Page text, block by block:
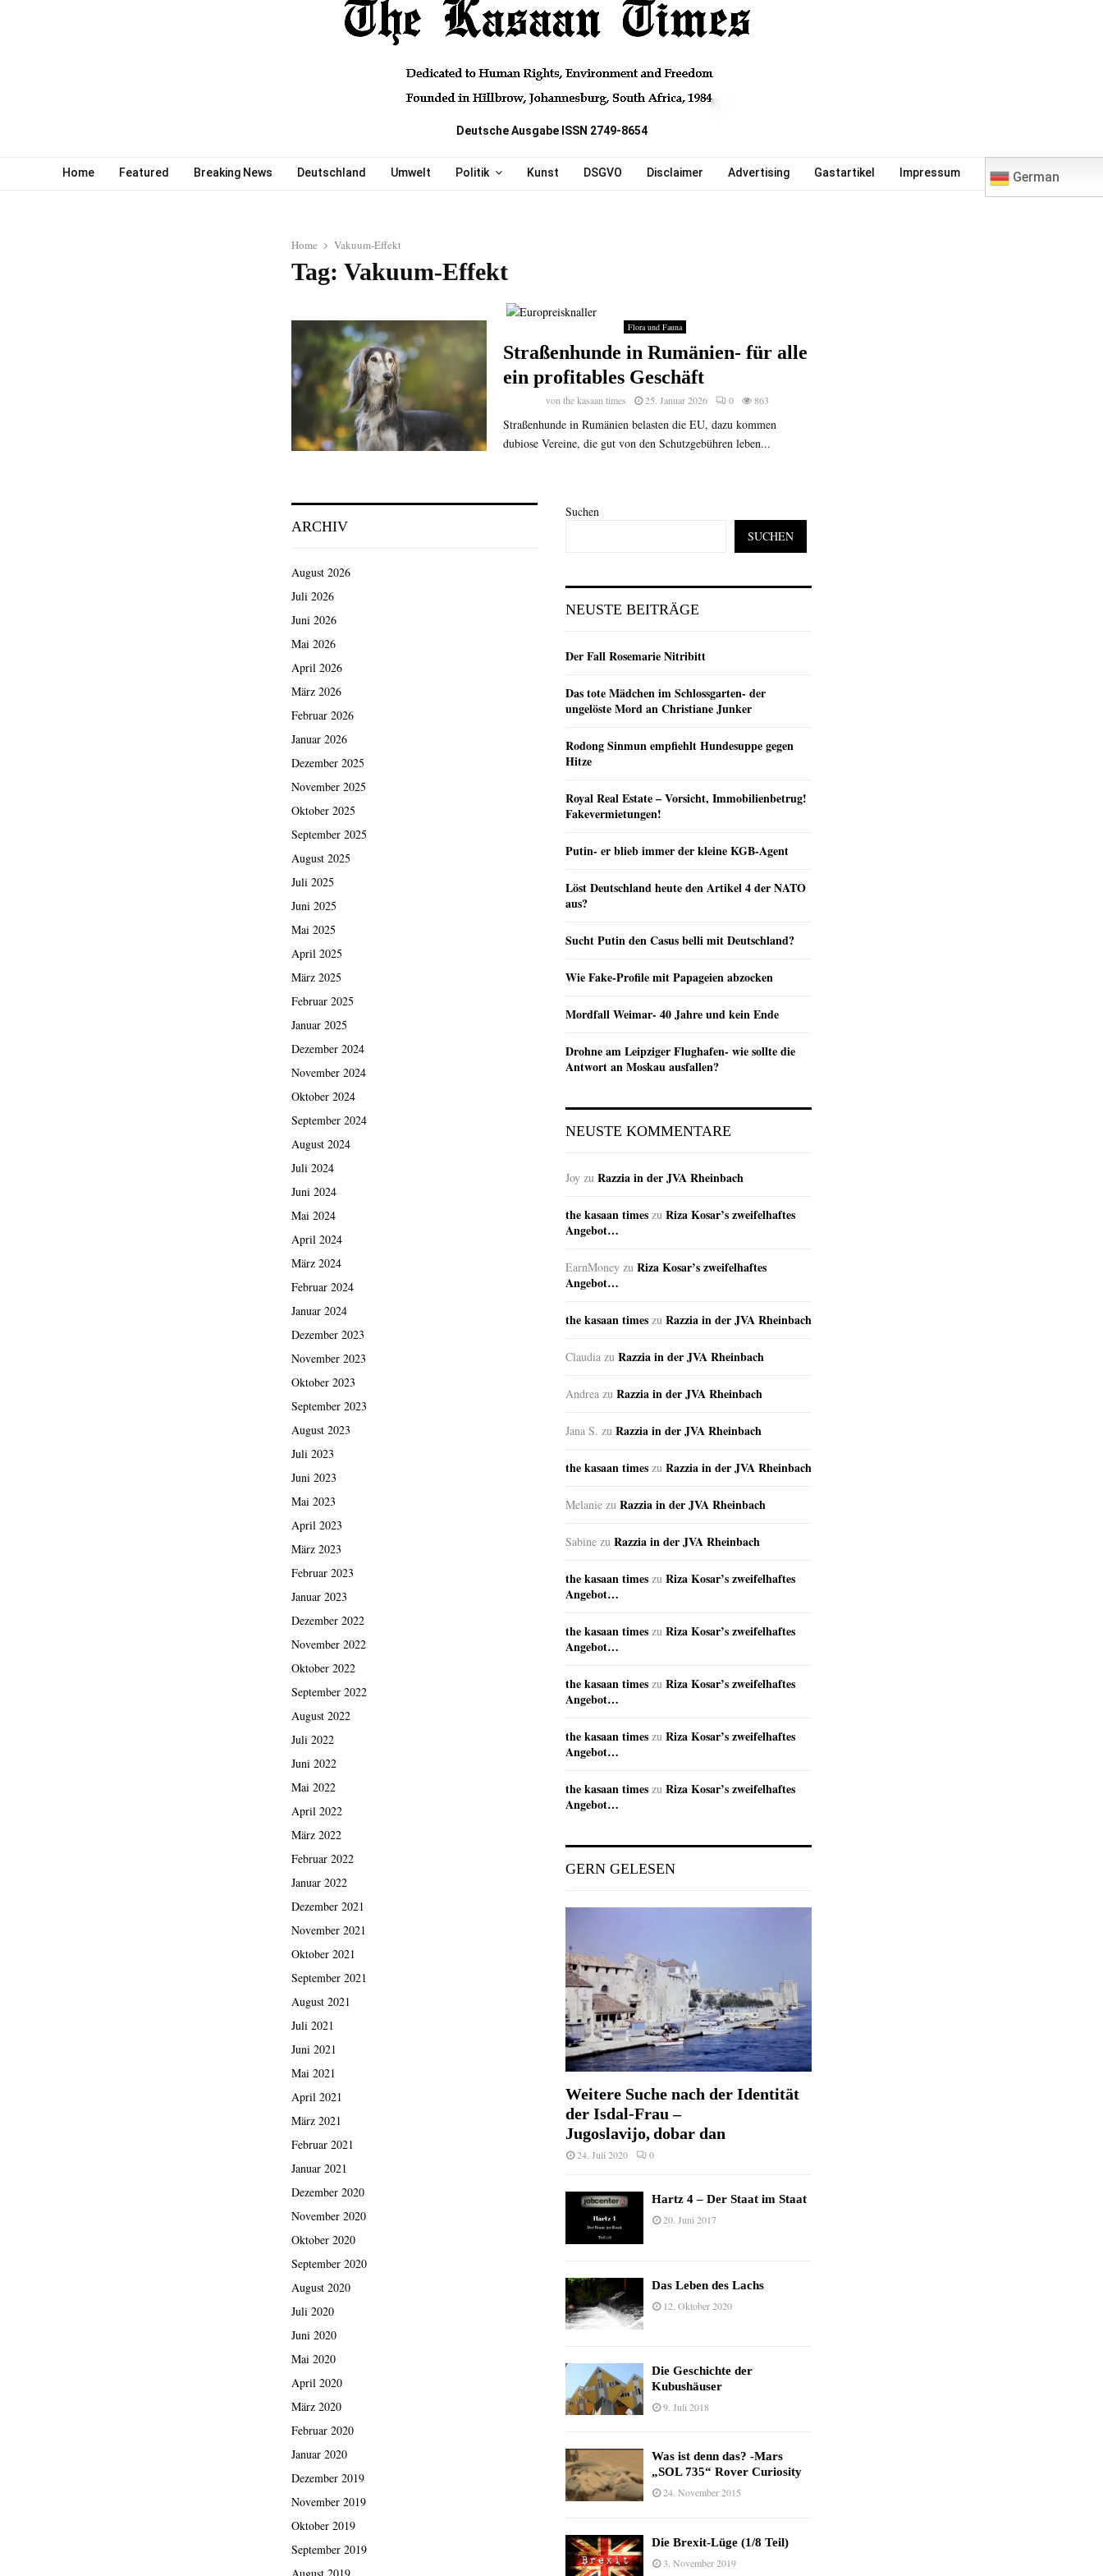
Deutsche Ausgabe ISSN 2749-8654
Home Featured Breaking News Deutschland Umwelt Politik Kunst DSGVO Disclaimer Advertising Gastartikel Impressum German
Home Vakuum-Effekt
Tag: Vakuum-Effekt
Flora und Fauna
Straßenhunde in Rumänien- für alle
ein profitables Geschäft
vonthe kasaan times 25. Januar 2026 0 863
Straßenhunde in Rumänien belasten die EU, dazu kommen
dubiose Vereine, die gut von den Schutzgebühren leben...
ARCHIV
August 2026
Juli 2026
Juni 2026
Mai 2026
April 2026
März 2026
Februar 2026
Januar 2026
Dezember 2025
November 2025
Oktober 2025
September 2025
August 2025
Juli 2025
Juni 2025
Mai 2025
April 2025
März 2025
Februar 2025
Januar 2025
Dezember 2024
November 2024
Oktober 2024
September 2024
August 2024
Juli 2024
Juni 2024
Mai 2024
April 2024
März 2024
Februar 2024
Januar 2024
Dezember 2023
November 2023
Oktober 2023
September 2023
August 2023
Juli 2023
Juni 2023
Mai 2023
April 2023
März 2023
Februar 2023
Januar 2023
Dezember 2022
November 2022
Oktober 2022
September 2022
August 2022
Juli 2022
Juni 2022
Mai 2022
April 2022
März 2022
Februar 2022
Januar 2022
Dezember 2021
November 2021
Oktober 2021
September 2021
August 2021
Juli 2021
Juni 2021
Mai 2021
April 2021
März 2021
Februar 2021
Januar 2021
Dezember 2020
November 2020
Oktober 2020
September 2020
August 2020
Juli 2020
Juni 2020
Mai 2020
April 2020
März 2020
Februar 2020
Januar 2020
Dezember 2019
November 2019
Oktober 2019
September 2019
Suchen
SUCHEN
NEUSTE BEITRÄGE
Der Fall Rosemarie Nitribitt
Das tote Mädchen im Schlossgarten- der
ungelöste Mord an Christiane Junker
Rodong Sinmun empfiehlt Hundesuppe gegen
Hitze
Royal Real Estate – Vorsicht, Immobilienbetrug!
Fakevermietungen!
Putin- er blieb immer der kleine KGB-Agent
Löst Deutschland heute den Artikel 4 der NATO
aus?
Sucht Putin den Casus belli mit Deutschland?
Wie Fake-Profile mit Papageien abzocken
Mordfall Weimar- 40 Jahre und kein Ende
Drohne am Leipziger Flughafen- wie sollte die
Antwort an Moskau ausfallen?
NEUSTE KOMMENTARE
Joy zu Razzia in der JVA Rheinbach
the kasaan times zu Riza Kosar’s zweifelhaftes
Angebot…
EarnMoney zu Riza Kosar’s zweifelhaftes
Angebot…
the kasaan times zu Razzia in der JVA Rheinbach
Claudia zu Razzia in der JVA Rheinbach
Andrea zu Razzia in der JVA Rheinbach
Jana S. zu Razzia in der JVA Rheinbach
the kasaan times zu Razzia in der JVA Rheinbach
Melanie zu Razzia in der JVA Rheinbach
Sabine zu Razzia in der JVA Rheinbach
the kasaan times zu Riza Kosar’s zweifelhaftes
Angebot…
the kasaan times zu Riza Kosar’s zweifelhaftes
Angebot…
the kasaan times zu Riza Kosar’s zweifelhaftes
Angebot…
the kasaan times zu Riza Kosar’s zweifelhaftes
Angebot…
the kasaan times zu Riza Kosar’s zweifelhaftes
Angebot…
GERN GELESEN
Weitere Suche nach der Identität
der Isdal-Frau –
Jugoslavijo, dobar dan
24. Juli 2020 0
Hartz 4 – Der Staat im Staat
20. Juni 2017
Das Leben des Lachs
12. Oktober 2020
Die Geschichte der
Kubushäuser
9. Juli 2018
Was ist denn das? -Mars
„SOL 735“ Rover Curiosity
24. November 2015
Die Brexit-Lüge (1/8 Teil)
3. November 2019